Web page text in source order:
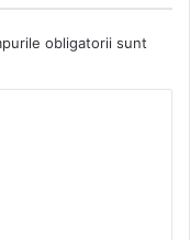
obligatorii sunt